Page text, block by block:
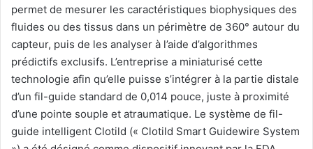
permet de mesurer les caractéristiques biophysiques des
fluides ou des tissus dans un périmètre de 360° autour du
capteur, puis de les analyser à l’aide d’algorithmes
prédictifs exclusifs. L’entreprise a miniaturisé cette
technologie afin qu’elle puisse s’intégrer à la partie distale
d’un fil-guide standard de 0,014 pouce, juste à proximité
d’une pointe souple et atraumatique. Le système de fil-
guide intelligent Clotild (« Clotild Smart Guidewire System